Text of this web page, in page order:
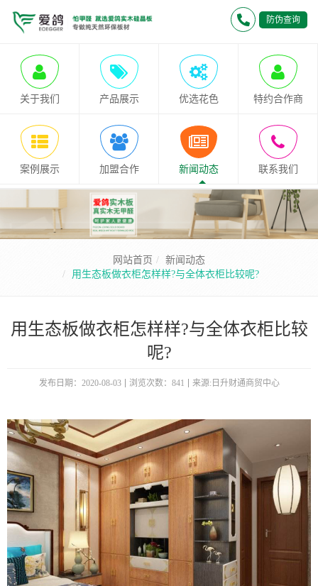
防伪查询
关于我们 产品展示 优选花色 特约合作商
案例展示 加盟合作 新闻动态 联系我们
网站首页
新闻动态
用生态板做衣柜怎样样?与全体衣柜比较呢?
用生态板做衣柜怎样样?与全体衣柜比较
呢?
发布日期：2020-08-03 浏览次数：841 来源:日升财通商贸中心